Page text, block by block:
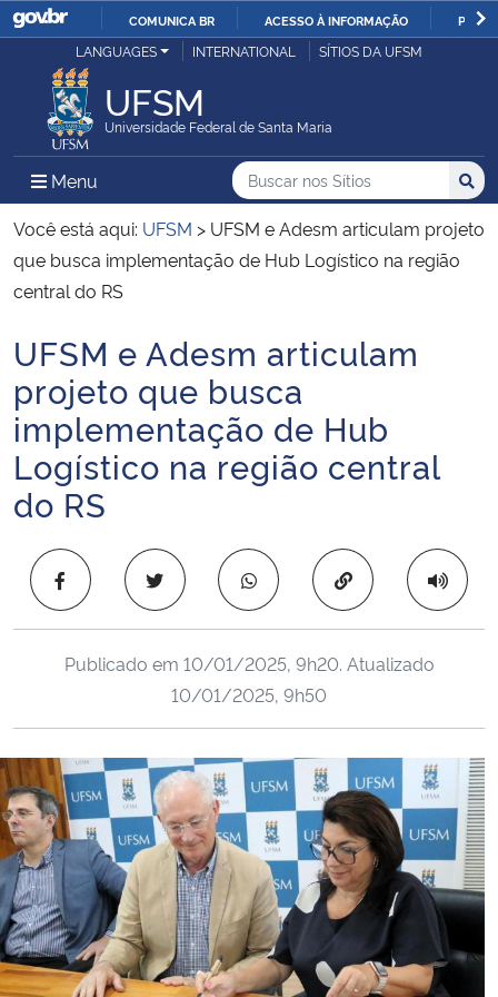
IR
COMUNICA BR ACESSO À INFORMAÇÃO
Ministério da Justiça e Segurança Pública
Ministério da Defesa
Ministério das Relações Exteriores
Ministério da Economia
Ministério da Infraestrutura
Ministério da Agricultura, Pecuária e Abastecimento
Ministério da Educação
Ministério da Cidadania
Ministério da Saúde
Ministério de Minas e Energia
Ministério da Ciência, Tecnologia, Inovações e Comunicações
Ministério do Turismo
Ministério do Desenvolvimento Regional
Controladoria-Geral da União
Ministério da Mulher, da Família e dos Direitos Humanos
LANGUAGES INTERNATIONAL SÍTIOS DA UFSM
UFSM
Universidade Federal de Santa Maria
Menu Menu Principal do Sítio
Busca
Buscar no nos Sítios
Busca:
Você está aqui: UFSM > UFSM e Adesm articulam projeto
que busca implementação de Hub Logístico na região
central do RS
Início do conteúdo
UFSM e Adesm articulam
projeto que busca
implementação de Hub
Logístico na região central
do RS
Copiar para área
Publicado em 10/01/2025, 9h20. Atualizado
10/01/2025, 9h50